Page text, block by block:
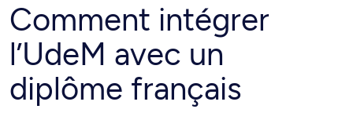
Comment intégrer
l’UdeM avec un
diplôme français